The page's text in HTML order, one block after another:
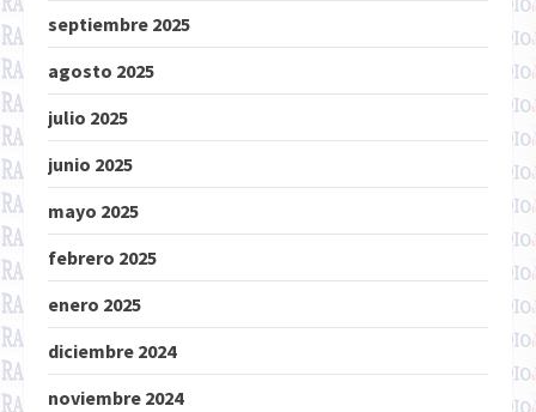
septiembre 2025
agosto 2025
julio 2025
junio 2025
mayo 2025
febrero 2025
enero 2025
diciembre 2024
noviembre 2024